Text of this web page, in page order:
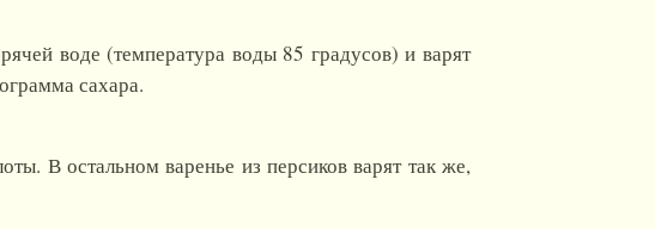
воде (температура воды 85 градусов) и варят
сахара.
В остальном варенье из персиков варят так же,